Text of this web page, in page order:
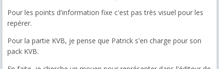
Pour les points d'information fixe c'est pas très visuel pour les
repérer.
Pour la partie KVB, je pense que Patrick s'en charge pour son
pack KVB.